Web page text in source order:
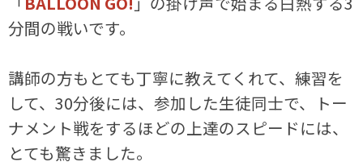
分間の戦いです。
講師の方もとても丁寧に教えてくれて、練習を
して、30分後には、参加した生徒同士で、トー
ナメント戦をするほどの上達のスピードには、
とても驚きました。